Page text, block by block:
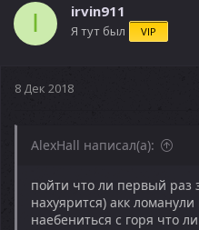
I irvin911
Я тут был VIP
8 Дек 2018
AlexHall написал(а):
пойти что ли первый раз
нахуярится) акк
наебениться с горя что ли